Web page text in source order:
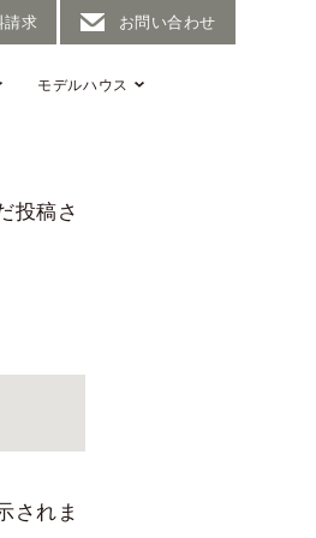
請求 お問い合わせ
モデルハウス
投稿さ
されま